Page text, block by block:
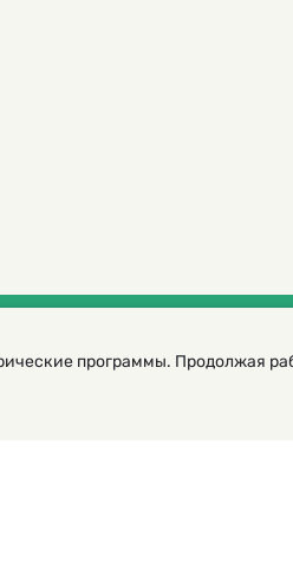
иллюстрированный журнал для детей
редакторов сайта
программы. Продолжая